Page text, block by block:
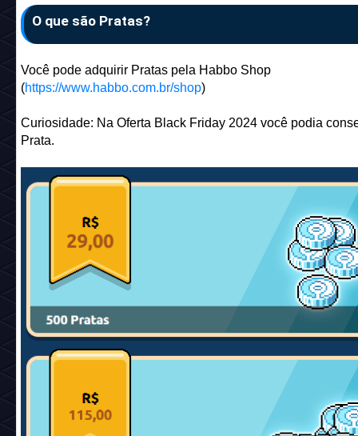
O que são Pratas?
Você pode adquirir Pratas pela Habbo Shop
(https://www.habbo.com.br/shop)
Curiosidade: Na Oferta Black Friday 2024 você podia
Prata.